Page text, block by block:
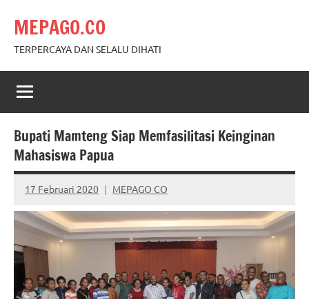
content
MEPAGO.CO
TERPERCAYA DAN SELALU DIHATI
Bupati Mamteng Siap Memfasilitasi Keinginan
Mahasiswa Papua
17 Februari 2020 MEPAGO CO
No
comments